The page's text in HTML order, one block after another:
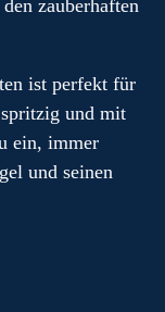
zauberhaften
ist perfekt für
und mit
ein, immer
und seinen